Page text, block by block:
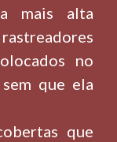
mais alta
no
que ela
que